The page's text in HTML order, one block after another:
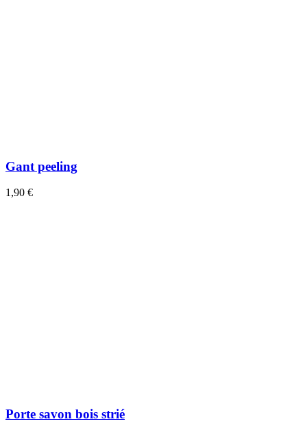
Gant peeling
1,90 €
Porte savon bois strié